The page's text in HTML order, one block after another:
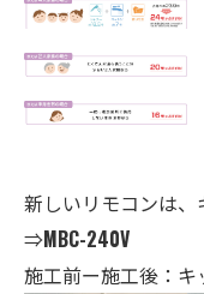
新しいリモコンは、
⇒MBC-240V
施工前ー施工後：